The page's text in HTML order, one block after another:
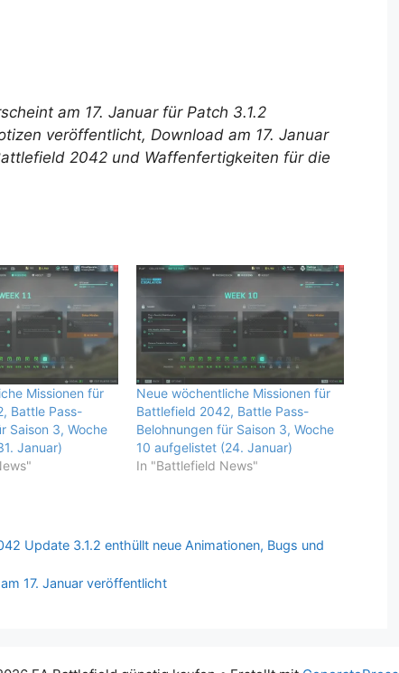
am 17. Januar für Patch 3.1.2
veröffentlicht, Download am 17. Januar
2042 und Waffenfertigkeiten für die
Missionen für
Battle Pass-
Saison 3, Woche
Januar)
Neue wöchentliche Missionen für
Battlefield 2042, Battle Pass-
Belohnungen für Saison 3, Woche
10 aufgelistet (24. Januar)
In "Battlefield News"
Update 3.1.2 enthüllt neue Animationen, Bugs und
17. Januar veröffentlicht